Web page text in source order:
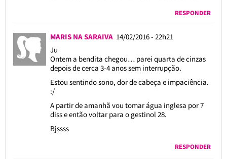
RESPONDER
MARIS NA SARAIVA 14/02/2016 - 22h21
Ju
Ontem a bendita chegou… parei quarta de cinzas
depois de cerca 3-4 anos sem interrupção.
Estou sentindo sono, dor de cabeça e impaciência.
:/
A partir de amanhã vou tomar água inglesa por 7
diss e então voltar para o gestinol 28.
Bjssss
RESPONDER